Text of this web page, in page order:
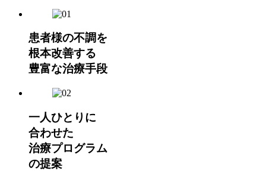
患者様の不調を
根本改善する
豊富な治療手段
一人ひとりに
合わせた
治療プログラム
の提案